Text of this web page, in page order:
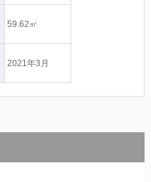
59.62㎡
2021年3月